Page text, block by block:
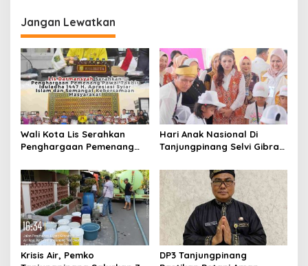
i
g
a
s
i
p
o
Jangan Lewatkan
Wali Kota Lis Serahkan
Penghargaan Pemenang
H, Ajak Masyarakat Terus
Hidupkan Syiar Islam
Hari Anak Nasional Di
Tanjungpinang Selvi Gibran
Nasional RANA
Krisis Air, Pemko
DP3 Tanjungpinang